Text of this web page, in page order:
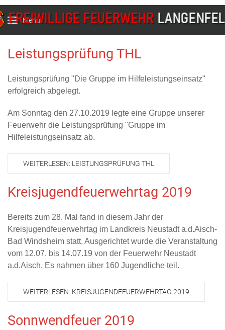
Menu
Leistungsprüfung THL
Leistungsprüfung "Die Gruppe im Hilfeleistungseinsatz"
erfolgreich abgelegt.
Am Sonntag den 27.10.2019 legte eine Gruppe unserer
Feuerwehr die Leistungsprüfung "Gruppe im
Hilfeleistungseinsatz ab.
WEITERLESEN: LEISTUNGSPRÜFUNG THL
Kreisjugendfeuerwehrtag 2019
Bereits zum 28. Mal fand in diesem Jahr der
Kreisjugendfeuerwehrtag im Landkreis Neustadt a.d.Aisch-
Bad Windsheim statt. Ausgerichtet wurde die Veranstaltung
vom 12.07. bis 14.07.19 von der Feuerwehr Neustadt
a.d.Aisch. Es nahmen über 160 Jugendliche teil.
WEITERLESEN: KREISJUGENDFEUERWEHRTAG 2019
Sonnwendfeuer 2019